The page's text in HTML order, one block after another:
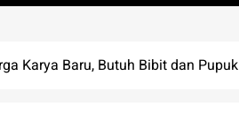
Karya Baru, Butuh Bibit dan Pupuk